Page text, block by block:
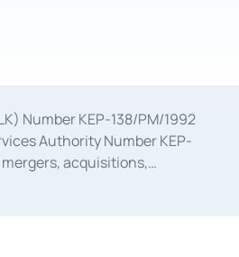
Number KEP-138/PM/1992
Authority Number KEP-
mergers, acquisitions,
license as a provider of